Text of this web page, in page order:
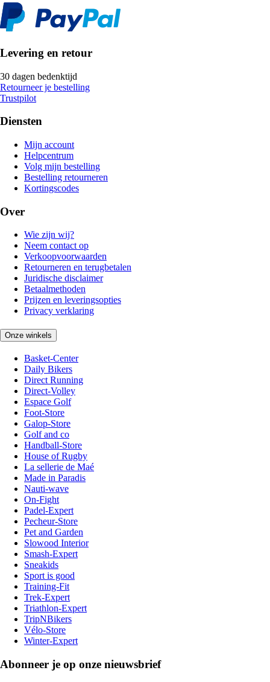
Levering en retour
30 dagen bedenktijd
Retourneer je bestelling
Trustpilot
Diensten
Mijn account
Helpcentrum
Volg mijn bestelling
Bestelling retourneren
Kortingscodes
Over
Wie zijn wij?
Neem contact op
Verkoopvoorwaarden
Retourneren en terugbetalen
Juridische disclaimer
Betaalmethoden
Prijzen en leveringsopties
Privacy verklaring
Onze winkels
Basket-Center
Daily Bikers
Direct Running
Direct-Volley
Espace Golf
Foot-Store
Galop-Store
Golf and co
Handball-Store
House of Rugby
La sellerie de Maé
Made in Paradis
Nauti-wave
On-Fight
Padel-Expert
Pecheur-Store
Pet and Garden
Slowood Interior
Smash-Expert
Sneakids
Sport is good
Training-Fit
Trek-Expert
Triathlon-Expert
TripNBikers
Vélo-Store
Winter-Expert
Abonneer je op onze nieuwsbrief